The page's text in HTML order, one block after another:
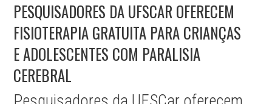
PESQUISADORES DA UFSCAR OFERECEM
FISIOTERAPIA GRATUITA PARA CRIANÇAS
E ADOLESCENTES COM PARALISIA
CEREBRAL